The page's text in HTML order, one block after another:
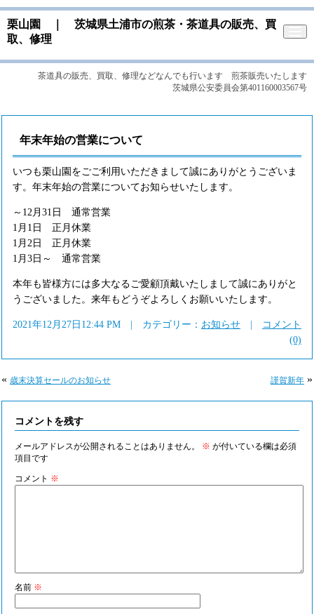
栗山園 ｜ 茨城県土浦市の煎茶・茶道具の販売、買
取、修理
茶道具の販売、買取、修理などなんでも行います 煎茶販売いたします
茨城県公安委員会第401160003567号
年末年始の営業について
いつも栗山園をごご利用いただきまして誠にありがとうございま
す。年末年始の営業についてお知らせいたします。
～12月31日 通常営業
1月1日 正月休業
1月2日 正月休業
1月3日～ 通常営業
本年も皆様方には多大なるご愛顧頂戴いたしまして誠にありがと
うございました。来年もどうぞよろしくお願いいたします。
2021年12月27日12:44 PM | カテゴリー： お知らせ
コメント
(0)
« 歳末決算セールのお知らせ 謹賀新年 »
コメントを残す
メールアドレスが公開されることはありません。 ※ が付いている欄は必須
項目です
コメント ※
名前 ※